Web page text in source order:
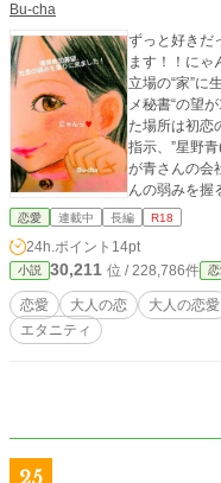
Bu-cha
ずっと好きだ
ます！！にゃんっ♥ 財閥の分家の家に代々遣
立場の“家”に
メ秘書“の望
た場所は初恋
指示、”星野青(
が青さんの会
んの弱みを握
連物語 『お嬢様は“いけないコト”がしたい』 『“純”の純愛で
女。』 エブリ
『好き好き大
ンキング最高36位 『約束したでしょ？忘れち
リスタさんにて
恋愛 連載中 長編 R18
24h.ポイント 14pt
小説 30,211 位 / 228,786件
恋愛 大人の恋 大人の恋愛
エタニティ
25